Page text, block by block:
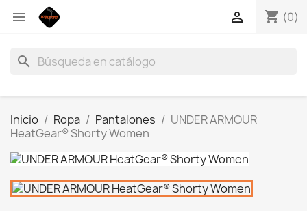
 shopping_cart (0)

search
Inicio Ropa Pantalones
UNDER ARMOUR
HeatGear® Shorty Women